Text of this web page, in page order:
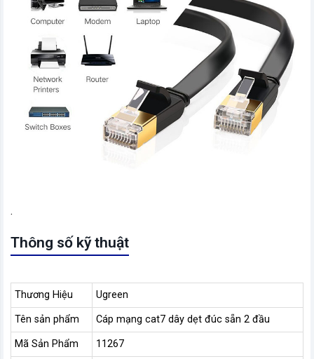
.
Thông số kỹ thuật
Thương Hiệu Ugreen
Tên sản phẩm Cáp mạng cat7 dây dẹt đúc sẵn 2 đầu
Mã Sản Phẩm 11267